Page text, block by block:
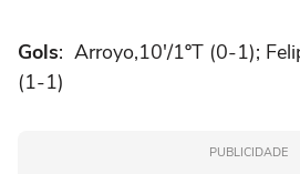
Gols: Arroyo,10'/1ºT (0-1);
(1-1)
PUBLICIDADE